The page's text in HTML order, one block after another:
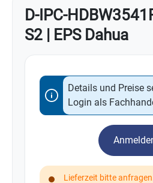
D-IPC-
S2 | EPS Dahua
Details und Preise
Login als
Lieferzeit bitte